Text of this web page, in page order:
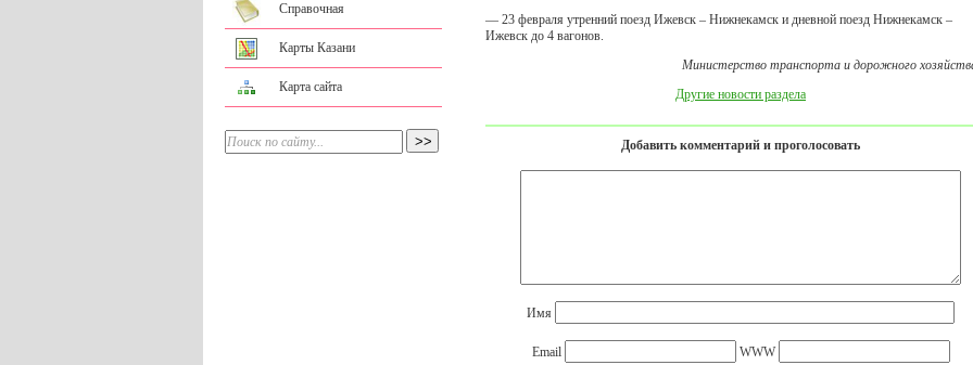
Справочная
Карты Казани
Карта сайта
— 23 февраля утренний поезд Ижевск – Нижнекамск и дневной поезд Нижнекамск –
Ижевск до 4 вагонов.
Министерство транспорта и дорожного
Другие новости раздела
Добавить комментарий и проголосовать
Имя
Email WWW